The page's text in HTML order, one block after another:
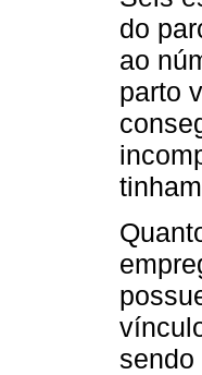
do
ao
parto
sendo